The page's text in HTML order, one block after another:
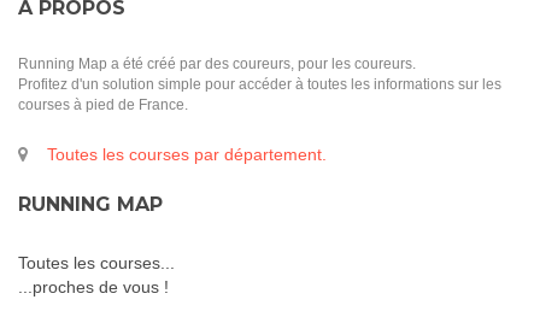
A PROPOS
Running Map a été créé par des coureurs, pour les coureurs.
Profitez d'un solution simple pour accéder à toutes les informations sur les
courses à pied de France.
Toutes les courses par département.
RUNNING MAP
Toutes les courses...
...proches de vous !